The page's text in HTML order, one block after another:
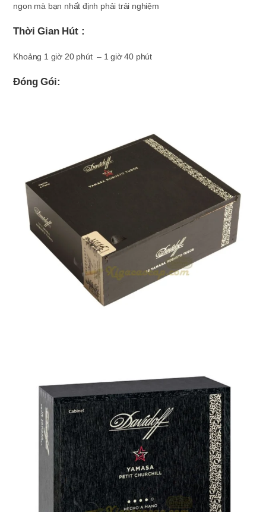
ngon mà bạn nhất định phải trải nghiệm
Thời Gian Hút :
Khoảng 1 giờ 20 phút – 1 giờ 40 phút
Đóng Gói: